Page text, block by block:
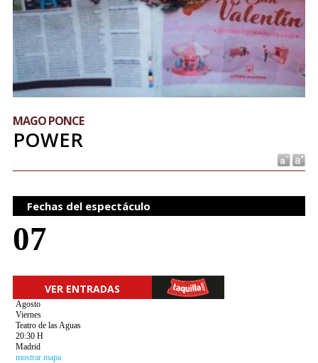
MAGO PONCE
POWER
Fechas del espectáculo
07
VER ENTRADAS
Agosto
Viernes
Teatro de las Aguas
20:30 H
Madrid
mostrar mapa